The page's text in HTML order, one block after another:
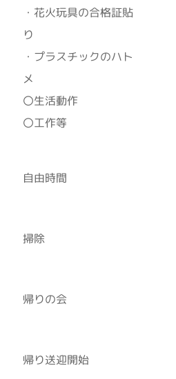
・花火玩具の合格証貼
り
・プラスチックのハト
メ
〇生活動作
〇工作等
自由時間
掃除
帰りの会
帰り送迎開始